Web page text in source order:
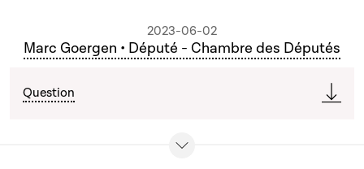
2023-06-02
Marc Goergen • Député - Chambre des Députés
Question